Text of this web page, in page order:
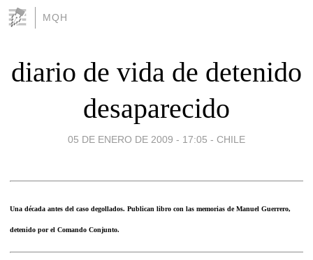
MQH
diario de vida de detenido
desaparecido
05 DE ENERO DE 2009 - 17:05 - CHILE
Una década antes del caso degollados. Publican libro con las memorias de Manuel Guerrero,
detenido por el Comando Conjunto.